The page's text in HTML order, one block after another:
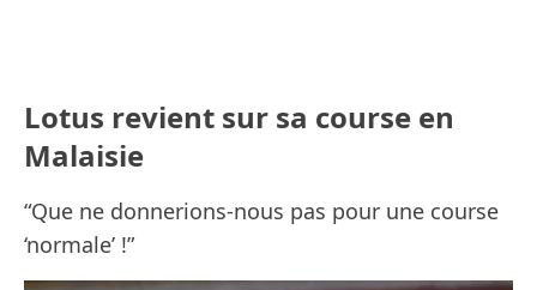
Lotus revient sur sa course en
Malaisie
“Que ne donnerions-nous pas pour une course
‘normale’ !”